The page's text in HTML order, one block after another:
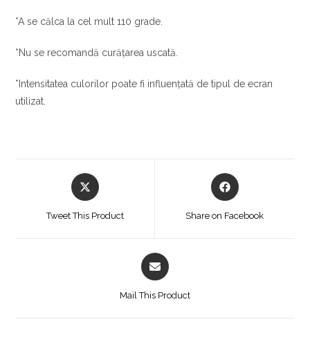
*A se călca la cel mult 110 grade.
*Nu se recomandă curățarea uscată.
*Intensitatea culorilor poate fi influențată de tipul de ecran
utilizat.
Opens
in
Tweet This Product
Opens
in
Share on Facebook
Opens
in
Mail This Product